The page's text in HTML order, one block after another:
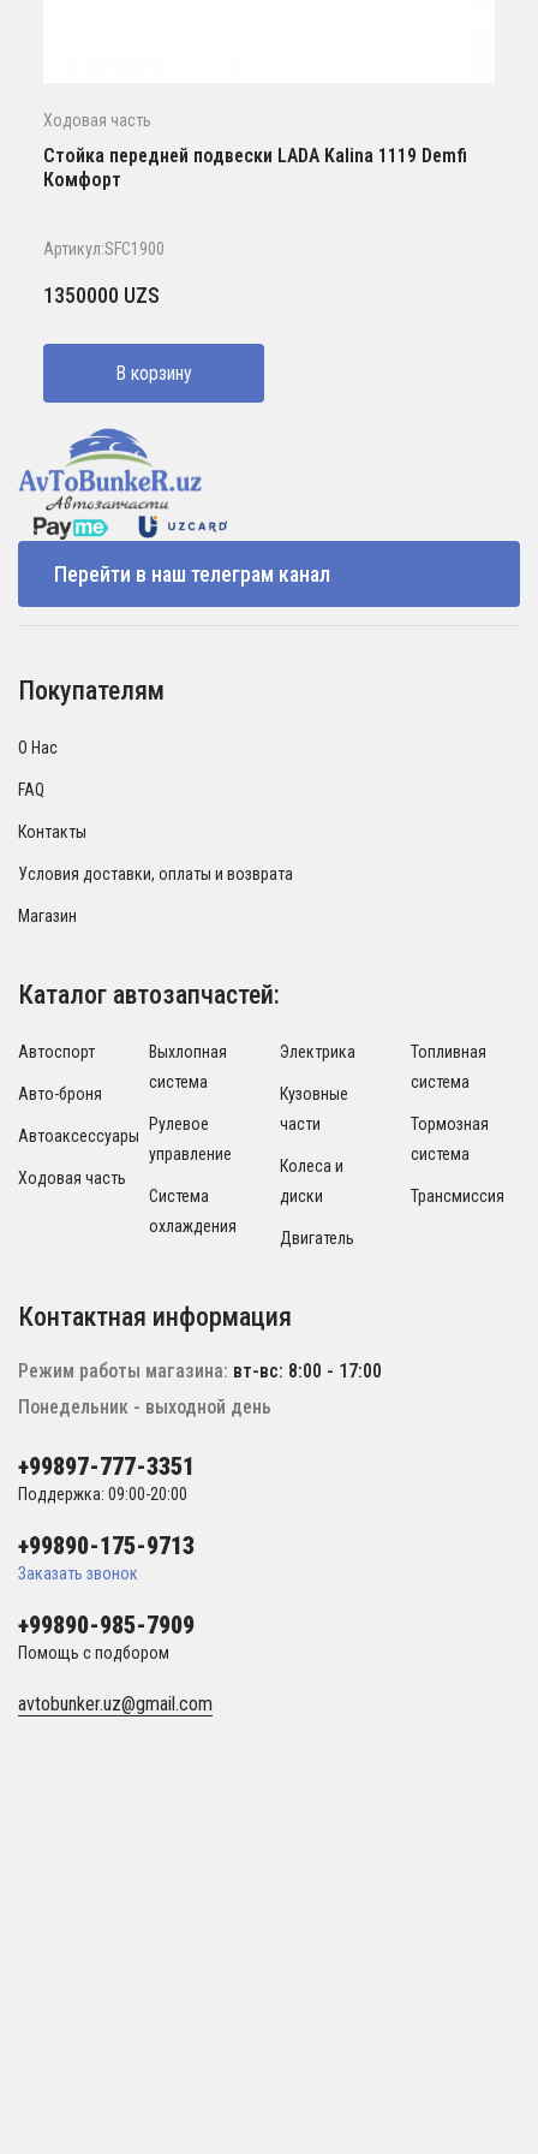
Ходовая часть
Стойка передней подвески LADA Kalina 1119 Demfi
Комфорт
Артикул:SFC1900
1350000 UZS
В корзину
Перейти в наш телеграм канал
Покупателям
О Нас
FAQ
Контакты
Условия доставки, оплаты и возврата
Магазин
Каталог автозапчастей:
Автоспорт
Авто-броня
Автоаксессуары
Ходовая часть
Выхлопная
система
Рулевое
управление
Система
охлаждения
Электрика
Кузовные
части
Колеса и
диски
Двигатель
Топливная
система
Тормозная
система
Трансмиссия
Контактная информация
Режим работы магазина: вт-вс: 8:00 - 17:00
Понедельник - выходной день
+99897-777-3351
Поддержка: 09:00-20:00
+99890-175-9713
Заказать звонок
+99890-985-7909
Помощь с подбором
avtobunker.uz@gmail.com